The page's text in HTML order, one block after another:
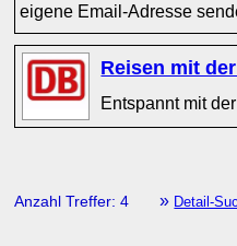
eigene Email-Adresse
Reisen mit
Entspannt mit
Anzahl Treffer: 4 » Detail-